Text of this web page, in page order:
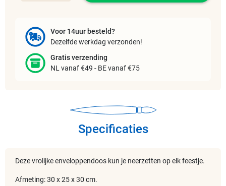
Voor 14uur besteld?
Dezelfde werkdag verzonden!
Gratis verzending
NL vanaf €49 - BE vanaf €75
Specificaties
Deze vrolijke enveloppendoos kun je neerzetten op elk feestje.
Afmeting: 30 x 25 x 30 cm.